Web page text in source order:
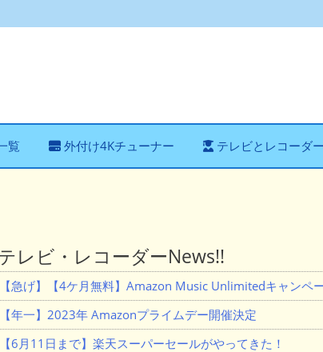
覧 外付け4Kチューナー テレビとレコーダ
レビ・レコーダーNews!!
【急げ】【4ケ月無料】Amazon Music Unlimitedキャンペ
【年一】2023年 Amazonプライムデー開催決定
【6月11日まで】楽天スーパーセールがやってきた！